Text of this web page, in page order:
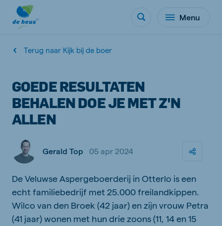
Menu
Terug naar Kijk bij de boer
GOEDE RESULTATEN
BEHALEN DOE JE MET Z'N
ALLEN
Gerald Top 05 apr 2024
De Veluwse Aspergeboerderij in Otterlo is een
echt familiebedrijf met 25.000 freilandkippen.
Wilco van den Broek (42 jaar) en zijn vrouw Petra
(41 jaar) wonen met hun drie zoons (11, 14 en 15